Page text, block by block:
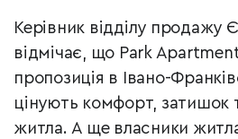
Керівник відділу продажу
відмічає, що Park
пропозиція в Івано-
цінують комфорт, затишок
житла. А ще власники